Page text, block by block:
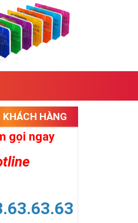
HÀNG
gọi ngay